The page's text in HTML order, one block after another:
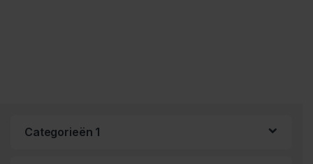
Categorieën 1